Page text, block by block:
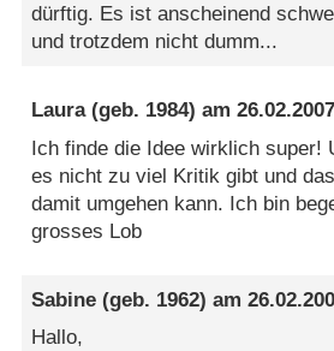
dürftig. Es ist anscheinend
und trotzdem nicht dumm...
Laura(geb. 1984) am26.02.2007
Ich finde die Idee wirklich super!
es nicht zu viel Kritik gibt und
damit umgehen kann. Ich bin
grosses Lob
Sabine (geb. 1962) am
Hallo,